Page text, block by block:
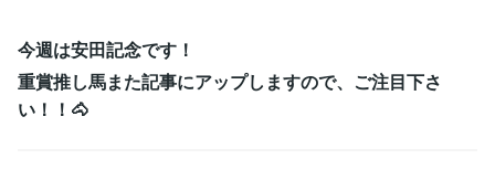
今週は安田記念です！
重賞推し馬また記事にアップしますので、ご注目下さ
い！！🐴